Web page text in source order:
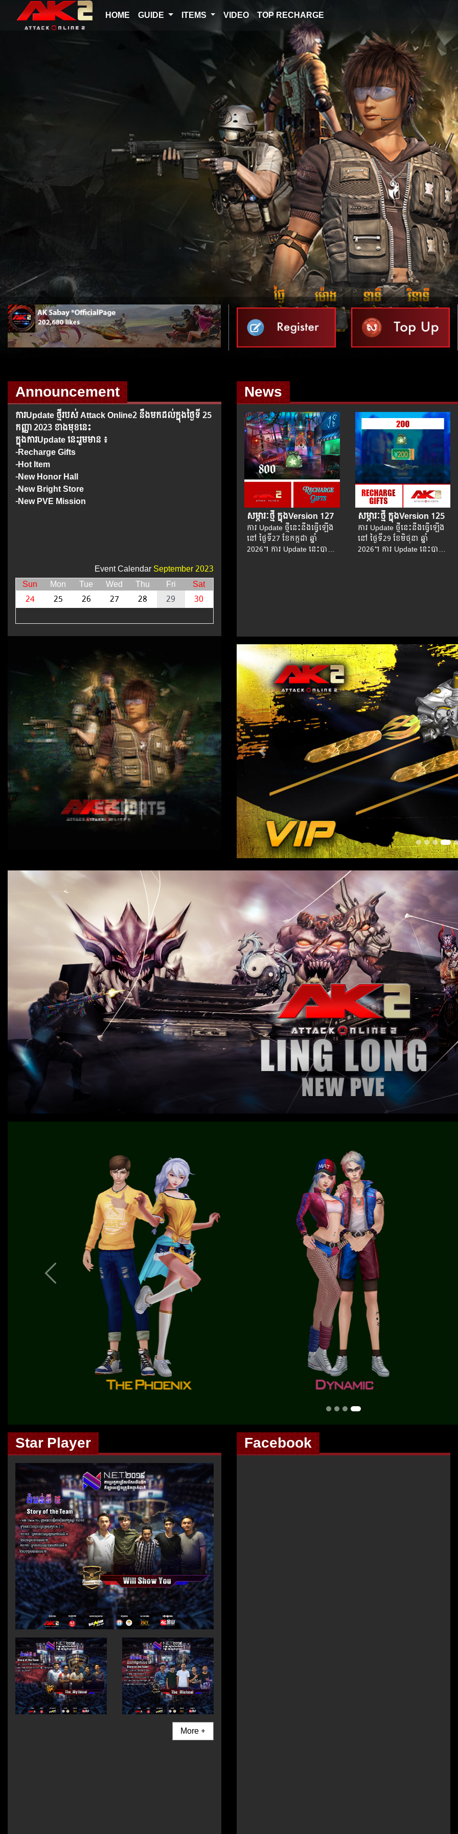
HOME GUIDE ITEMS VIDEO TOP RECHARGE
00 00 00 00
Announcement
ការUpdate ថ្មីរបស់​ Attack Online2 នឹងមកដល់ក្នុងថ្ងៃទី 25
កញ្ញា 2023 ខាងមុខនេះ
ក្នុងការUpdate នេះរួមមាន ៖
-Recharge Gifts
-Hot Item
-New Honor Hall
-New Bright Store
-New PVE Mission
Event CalendarSeptember 2023
Sun
24
Mon
25
Tue
26
Wed
27
Thu
28
Fri
29
Sat
30
News
សម្ភារៈថ្មី ក្នុងVersion 127
ការ Update ថ្មីនេះនឹងធ្វើឡើង
នៅ​ ថ្ងៃទី27 ខែកក្កដា ឆ្នាំ
2026។​​ ការ Update នេះបាន
សម្ភារៈថ្មី ក្នុងVersion 125
ការ Update ថ្មីនេះនឹងធ្វើឡើង
នៅ​ ថ្ងៃទី29 ខែមិថុនា ឆ្នាំ
2026។​​ ការ Update នេះបាន
Previous
Star Player
More +
Facebook